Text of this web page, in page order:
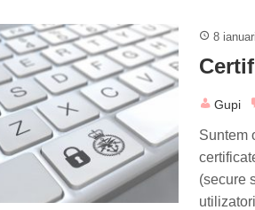
8
Gupi
Suntem
(secure